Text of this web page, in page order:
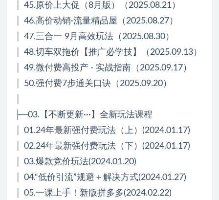
│ 45.原价上大促（8月版）（2025.08.21）
│ 46.高价动销·流量精品屋（2025.08.27）
│ 47.三合一 9月高效玩法（2025.08.30）
│ 48.切车双拖价【推广必学技】（2025.09.13）
│ 49.微付费高投产 · 实战指南（2025.09.17）
│ 50.强付费7步通关口诀（2025.09.20）
├─03.【不断更新···】全新玩法课程
│ 01.24年最新强付费玩法（上）(2024.01.17)
│ 02.24年最新强付费玩法（下）(2024.01.17)
│ 03.爆款竞价玩法(2024.01.20)
│ 04.“低价引流”规避＋解决方式(2024.01.27)
│ 05.一课上手！新版拼多多(2024.02.22)